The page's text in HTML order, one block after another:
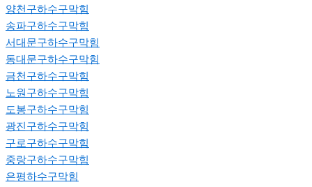
양천구하수구막힘
송파구하수구막힘
서대문구하수구막힘
동대문구하수구막힘
금천구하수구막힘
노원구하수구막힘
도봉구하수구막힘
광진구하수구막힘
구로구하수구막힘
중랑구하수구막힘
은평하수구막힘